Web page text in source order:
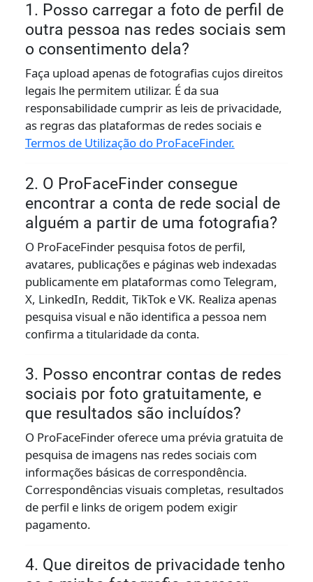
1. Posso carregar a foto de perfil de
outra pessoa nas redes sociais sem
o consentimento dela?
Faça upload apenas de fotografias cujos direitos
legais lhe permitem utilizar. É da sua
responsabilidade cumprir as leis de privacidade,
as regras das plataformas de redes sociais e
Termos de Utilização do ProFaceFinder.
2. O ProFaceFinder consegue
encontrar a conta de rede social de
alguém a partir de uma fotografia?
O ProFaceFinder pesquisa fotos de perfil,
avatares, publicações e páginas web indexadas
publicamente em plataformas como Telegram,
X, LinkedIn, Reddit, TikTok e VK. Realiza apenas
pesquisa visual e não identifica a pessoa nem
confirma a titularidade da conta.
3. Posso encontrar contas de redes
sociais por foto gratuitamente, e
que resultados são incluídos?
O ProFaceFinder oferece uma prévia gratuita de
pesquisa de imagens nas redes sociais com
informações básicas de correspondência.
Correspondências visuais completas, resultados
de perfil e links de origem podem exigir
pagamento.
4. Que direitos de privacidade tenho